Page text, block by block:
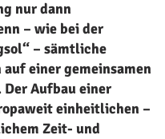
nur dann
– wie bei der
– sämtliche
einer gemeinsamen
Aufbau einer
einheitlichen –
Zeit- und